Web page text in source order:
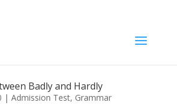
Badly and Hardly
| Admission Test, Grammar